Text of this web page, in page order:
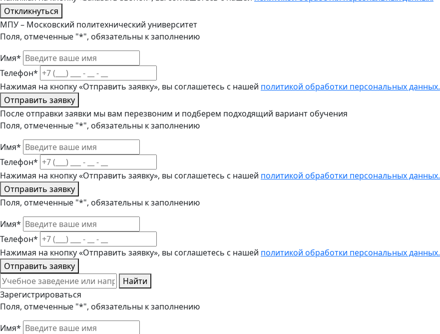
Откликнуться
МПУ – Московский политехнический университет
Поля, отмеченные "*", обязательны к заполнению
Имя*
Телефон*
Нажимая на кнопку «Отправить заявку», вы соглашетесь с нашей политикой обработки персональных данных.
Отправить заявку
После отправки заявки мы вам перезвоним и подберем подходящий вариант обучения
Поля, отмеченные "*", обязательны к заполнению
Имя*
Телефон*
Нажимая на кнопку «Отправить заявку», вы соглашетесь с нашей политикой обработки персональных данных.
Отправить заявку
Поля, отмеченные "*", обязательны к заполнению
Имя*
Телефон*
Нажимая на кнопку «Отправить заявку», вы соглашетесь с нашей политикой обработки персональных данных.
Отправить заявку
Найти
Зарегистрироваться
Поля, отмеченные "*", обязательны к заполнению
Имя*